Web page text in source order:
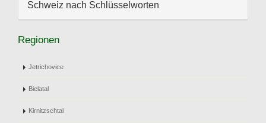
Schweiz nach Schlüsselworten
Regionen
Jetrichovice
Bielatal
Kirnitzschtal